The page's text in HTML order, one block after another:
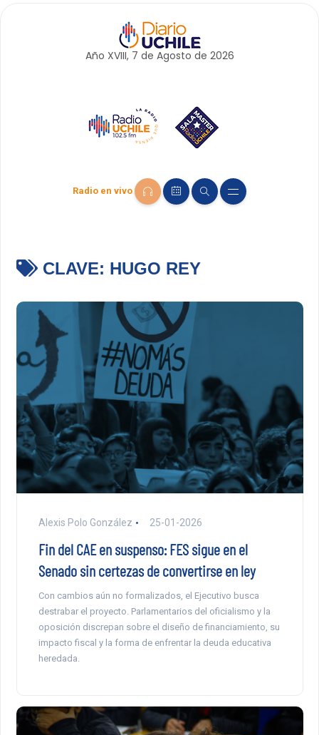
Año XVIII, 7 de Agosto de 2026
Radio en vivo
CLAVE: HUGO REY
Alexis Polo González 25-01-2026
Fin del CAE en suspenso: FES sigue en el
Senado sin certezas de convertirse en ley
Con cambios aún no formalizados, el Ejecutivo busca
destrabar el proyecto. Parlamentarios del oficialismo y la
oposición discrepan sobre el diseño de financiamiento, su
impacto fiscal y la forma de enfrentar la deuda educativa
heredada.